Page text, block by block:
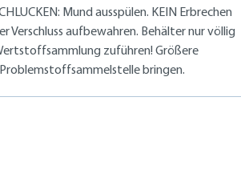
Mund ausspülen. KEIN Erbrechen
Verschluss aufbewahren. Behälter nur völlig
zuführen! Größere
bringen.